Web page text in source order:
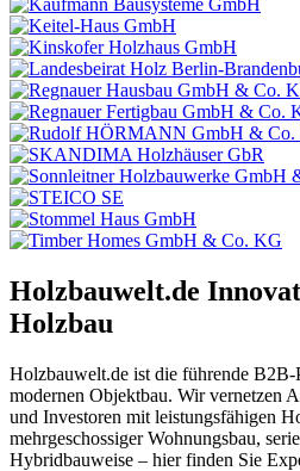
Holzbauwelt.de
Holzbau
Holzbauwelt.de ist die führende B2B-
modernen Objektbau. Wir vernetzen
und Investoren mit leistungsfähigen
mehrgeschossiger Wohnungsbau,
Hybridbauweise – hier finden Sie